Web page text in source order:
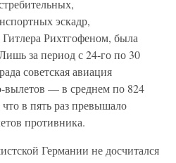
эскадр,
Рихтгофеном, была
за период с 24-го по 30
советская авиация
вылетов — в среднем по 824
в пять раз превышало
противника.
Германии не досчитался